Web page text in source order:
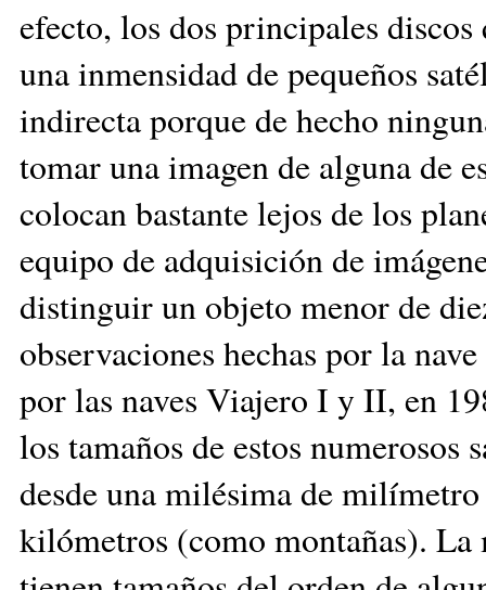
efecto, los dos principales
una inmensidad de pequeños
indirecta porque de hecho
tomar una imagen de alguna de
colocan bastante lejos de los
equipo de adquisición de
distinguir un objeto menor de
observaciones hechas por la
por las naves Viajero I y II, en
los tamaños de estos
desde una milésima de
kilómetros (como montañas). La